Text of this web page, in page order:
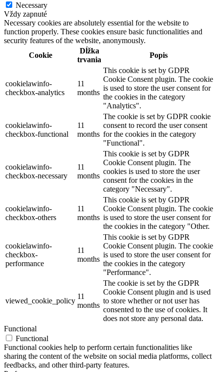
Necessary
Vždy zapnuté
Necessary cookies are absolutely essential for the website to
function properly. These cookies ensure basic functionalities and
security features of the website, anonymously.
Cookie
Dĺžka
trvania
Popis
cookielawinfo-
checkbox-analytics
11
months
This cookie is set by GDPR
Cookie Consent plugin. The cookie
is used to store the user consent for
the cookies in the category
"Analytics".
cookielawinfo-
checkbox-functional
11
months
The cookie is set by GDPR cookie
consent to record the user consent
for the cookies in the category
"Functional".
cookielawinfo-
checkbox-necessary
11
months
This cookie is set by GDPR
Cookie Consent plugin. The
cookies is used to store the user
consent for the cookies in the
category "Necessary".
cookielawinfo-
checkbox-others
11
months
This cookie is set by GDPR
Cookie Consent plugin. The cookie
is used to store the user consent for
the cookies in the category "Other.
cookielawinfo-
checkbox-
performance
11
months
This cookie is set by GDPR
Cookie Consent plugin. The cookie
is used to store the user consent for
the cookies in the category
"Performance".
viewed_cookie_policy
11
months
The cookie is set by the GDPR
Cookie Consent plugin and is used
to store whether or not user has
consented to the use of cookies. It
does not store any personal data.
Functional
Functional
Functional cookies help to perform certain functionalities like
sharing the content of the website on social media platforms, collect
feedbacks, and other third-party features.